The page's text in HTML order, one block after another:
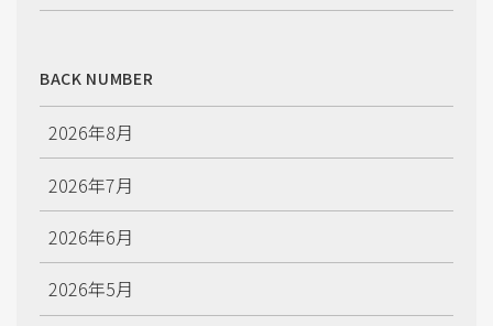
BACK NUMBER
2026年8月
2026年7月
2026年6月
2026年5月